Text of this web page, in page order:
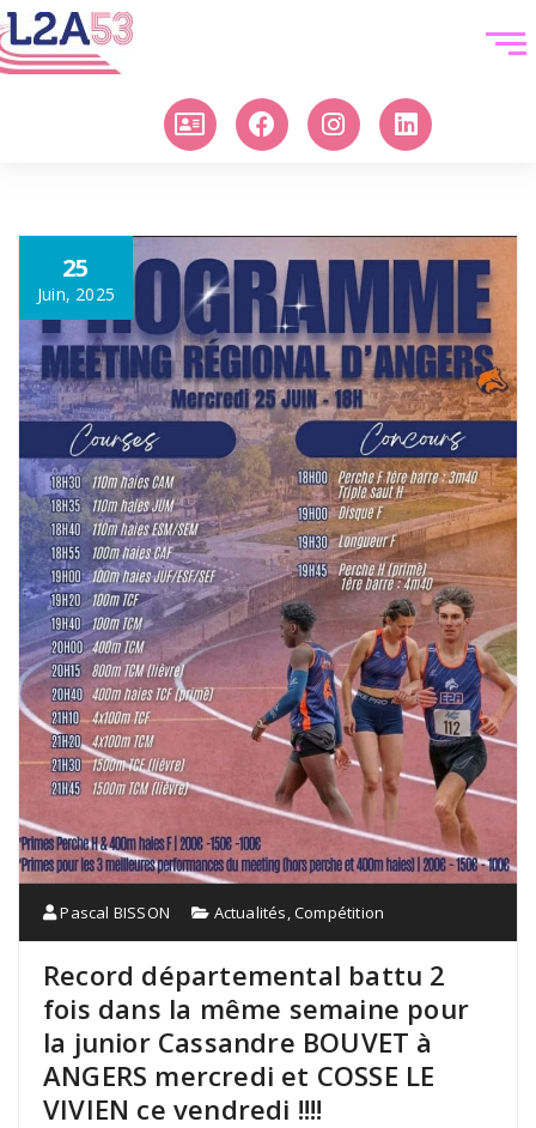
25
Juin, 2025
Pascal BISSON Actualités,Compétition
Record départemental battu 2
fois dans la même semaine pour
la junior Cassandre BOUVET à
ANGERS mercredi et COSSE LE
VIVIEN ce vendredi !!!!